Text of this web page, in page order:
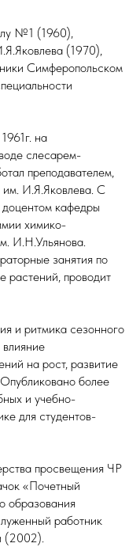
№1 (1960),
(1970),
Симферопольском
на
слесарем-
преподавателем,
им. И.Я.Яковлева. С
кафедры
химико-
И.Н.Ульянова.
занятия по
растений, проводит
и ритмика сезонного
на рост, развитие
более
и учебно-
для студентов-
просвещения ЧР
«Почетный
образования
работник
(2002).